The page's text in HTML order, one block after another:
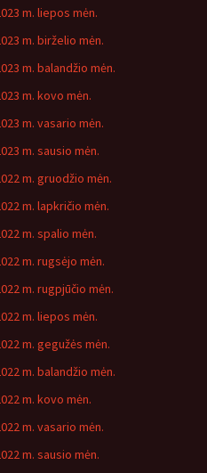
m. liepos mėn.
m. birželio mėn.
m. balandžio mėn.
m. kovo mėn.
m. vasario mėn.
m. sausio mėn.
m. gruodžio mėn.
m. lapkričio mėn.
m. spalio mėn.
m. rugsėjo mėn.
m. rugpjūčio mėn.
m. liepos mėn.
m. gegužės mėn.
m. balandžio mėn.
m. kovo mėn.
m. vasario mėn.
m. sausio mėn.